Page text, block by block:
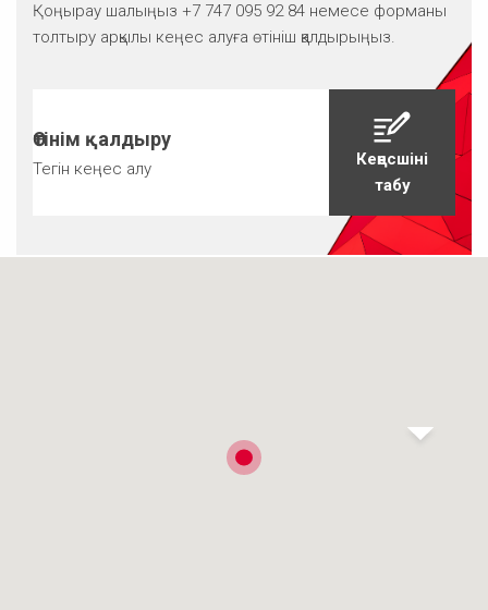
Қоңырау шалыңыз +7 747 095 92 84 немесе форманы
толтыру арқылы кеңес алуға өтініш қалдырыңыз.
Өтінім қалдыру
Тегін кеңес алу
Кеңесшіні
табу